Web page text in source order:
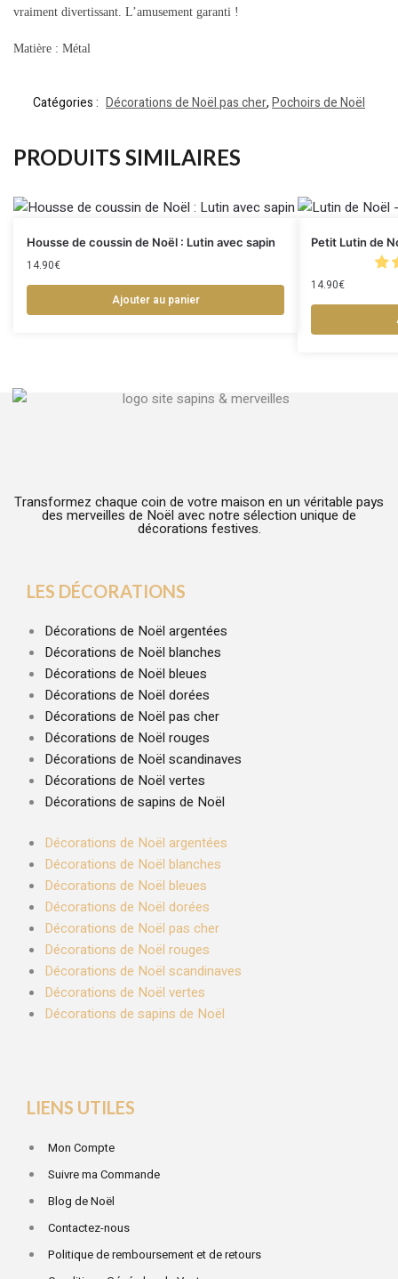
vraiment divertissant. L’amusement garanti !
Matière : Métal
Catégories : Décorations de Noël pas cher,Pochoirs de Noël
PRODUITS SIMILAIRES
Housse de coussin de Noël : Lutin avec sapin
14.90€
Ajouter au panier
Petit Lutin de
14.90€
Transformez chaque coin de votre maison en un véritable pays
des merveilles de Noël avec notre sélection unique de
décorations festives.
LES DÉCORATIONS
Décorations de Noël argentées
Décorations de Noël blanches
Décorations de Noël bleues
Décorations de Noël dorées
Décorations de Noël pas cher
Décorations de Noël rouges
Décorations de Noël scandinaves
Décorations de Noël vertes
Décorations de sapins de Noël
Décorations de Noël argentées
Décorations de Noël blanches
Décorations de Noël bleues
Décorations de Noël dorées
Décorations de Noël pas cher
Décorations de Noël rouges
Décorations de Noël scandinaves
Décorations de Noël vertes
Décorations de sapins de Noël
LIENS UTILES
Mon Compte
Suivre ma Commande
Blog de Noël
Contactez-nous
Politique de remboursement et de retours